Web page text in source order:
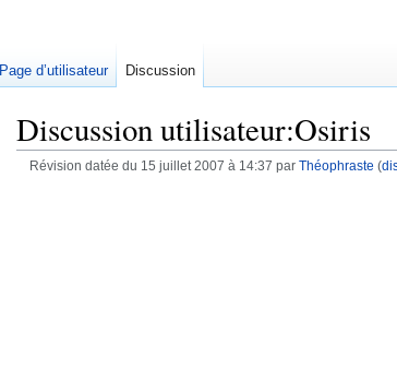
Discussion utilisateur:Osiris
Révision datée du 15 juillet 2007 à 14:37 par Théophraste (
Page d’utilisateur Discussion